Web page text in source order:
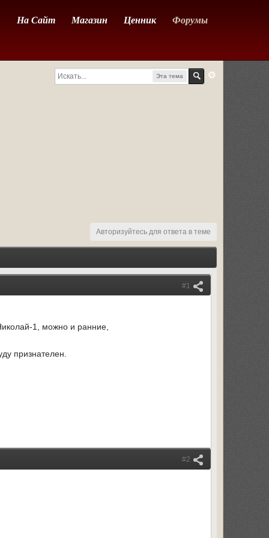
На Сайт Магазин Ценник Форумы
Эта тема
Авторизуйтесь для ответа в теме
#1
1, можно и ранние,
признателен.
#2